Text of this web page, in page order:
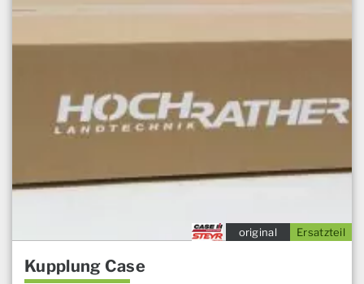
Ersatzteil
original
Kupplung Case